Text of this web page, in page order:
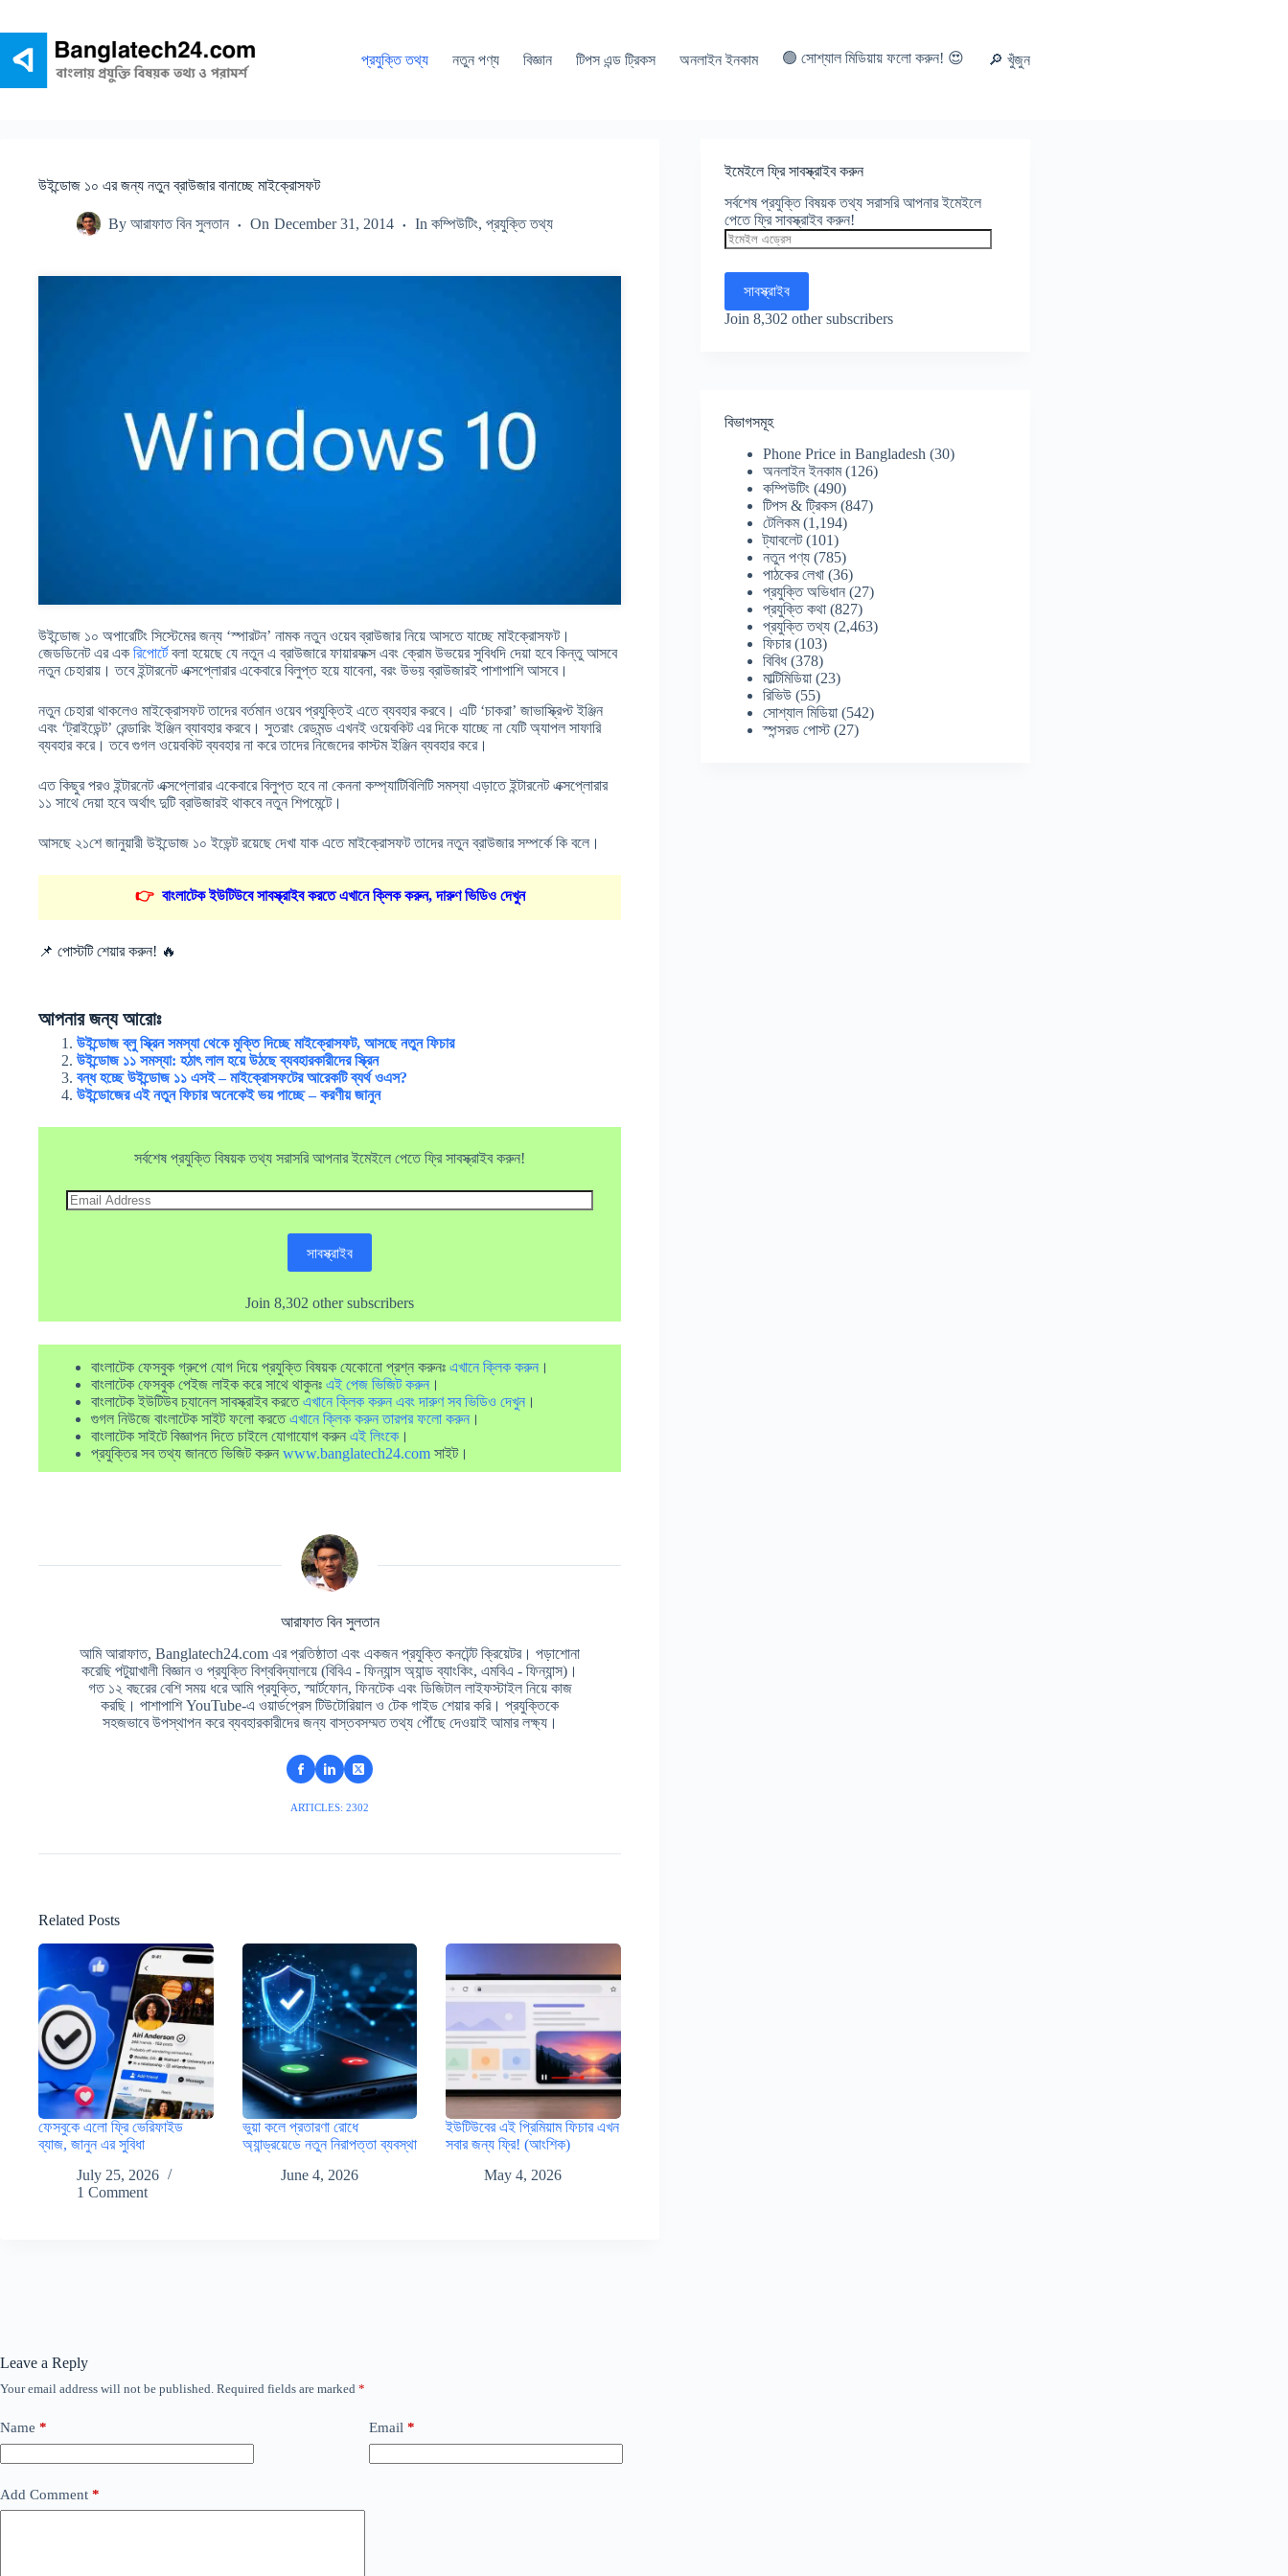
প্রযুক্তি তথ্য
নতুন পণ্য বিজ্ঞান টিপস এন্ড ট্রিকস অনলাইন ইনকাম 🟢 সোশ্যাল মিডিয়ায় ফলো করুন! 😍 🔎 খুঁজুন
উইন্ডোজ ১০ এর জন্য নতুন ব্রাউজার বানাচ্ছে মাইক্রোসফট
By আরাফাত বিন সুলতান On December 31, 2014 In কম্পিউটিং, প্রযুক্তি তথ্য
উইন্ডোজ ১০ অপারেটিং সিস্টেমের জন্য ‘স্পারটন’ নামক নতুন ওয়েব ব্রাউজার নিয়ে আসতে যাচ্ছে মাইক্রোসফট।
জেডডিনেট এর এক রিপোর্টেবলা হয়েছে যে নতুন এ ব্রাউজারে ফায়ারফক্স এবং ক্রোম উভয়ের সুবিধদি দেয়া হবে কিন্তু আসবে
নতুন চেহারায়। তবে ইন্টারনেট এক্সপ্লোরার একেবারে বিলুপ্ত হয়ে যাবেনা, বরং উভয় ব্রাউজারই পাশাপাশি আসবে।
নতুন চেহারা থাকলেও মাইক্রোসফট তাদের বর্তমান ওয়েব প্রযুক্তিই এতে ব্যবহার করবে। এটি ‘চাকরা’ জাভাস্ক্রিপ্ট ইঞ্জিন
এবং ‘ট্রাইডেন্ট’ রেন্ডারিং ইঞ্জিন ব্যাবহার করবে। সুতরাং রেডমন্ড এখনই ওয়েবকিট এর দিকে যাচ্ছে না যেটি অ্যাপল সাফারি
ব্যবহার করে। তবে গুগল ওয়েবকিট ব্যবহার না করে তাদের নিজেদের কাস্টম ইঞ্জিন ব্যবহার করে।
এত কিছুর পরও ইন্টারনেট এক্সপ্লোরার একেবারে বিলুপ্ত হবে না কেননা কম্প্যাটিবিলিটি সমস্যা এড়াতে ইন্টারনেট এক্সপ্লোরার
১১ সাথে দেয়া হবে অর্থাৎ দুটি ব্রাউজারই থাকবে নতুন শিপমেন্টে।
আসছে ২১শে জানুয়ারী উইন্ডোজ ১০ ইভেন্ট রয়েছে দেখা যাক এতে মাইক্রোসফট তাদের নতুন ব্রাউজার সম্পর্কে কি বলে।
👉 বাংলাটেক ইউটিউবে সাবস্ক্রাইব করতে এখানে ক্লিক করুন, দারুণ ভিডিও দেখুন
📌 পোস্টটি শেয়ার করুন! 🔥
আপনার জন্য আরোঃ
উইন্ডোজ ব্লু স্ক্রিন সমস্যা থেকে মুক্তি দিচ্ছে মাইক্রোসফট, আসছে নতুন ফিচার
উইন্ডোজ ১১ সমস্যা: হঠাৎ লাল হয়ে উঠছে ব্যবহারকারীদের স্ক্রিন
বন্ধ হচ্ছে উইন্ডোজ ১১ এসই – মাইক্রোসফটের আরেকটি ব্যর্থ ওএস?
উইন্ডোজের এই নতুন ফিচার অনেকেই ভয় পাচ্ছে – করণীয় জানুন
সর্বশেষ প্রযুক্তি বিষয়ক তথ্য সরাসরি আপনার ইমেইলে পেতে ফ্রি সাবস্ক্রাইব করুন!
Email
Address
সাবস্ক্রাইব
Join 8,302 other subscribers
বাংলাটেক ফেসবুক গ্রুপে যোগ দিয়ে প্রযুক্তি বিষয়ক যেকোনো প্রশ্ন করুনঃ এখানে ক্লিক করুন ।
বাংলাটেক ফেসবুক পেইজ লাইক করে সাথে থাকুনঃ এই পেজ ভিজিট করুন ।
বাংলাটেক ইউটিউব চ্যানেল সাবস্ক্রাইব করতেএখানে ক্লিক করুন এবং দারুণ সব ভিডিও দেখুন ।
গুগল নিউজে বাংলাটেক সাইট ফলো করতেএখানে ক্লিক করুন তারপর ফলো করুন ।
বাংলাটেক সাইটে বিজ্ঞাপন দিতে চাইলে যোগাযোগ করুন এই লিংকে ।
প্রযুক্তির সব তথ্য জানতে ভিজিট করুন www.banglatech24.com সাইট।
আরাফাত বিন সুলতান
আমি আরাফাত, Banglatech24.com এর প্রতিষ্ঠাতা এবং একজন প্রযুক্তি কনটেন্ট ক্রিয়েটর। পড়াশোনা
করেছি পটুয়াখালী বিজ্ঞান ও প্রযুক্তি বিশ্ববিদ্যালয়ে (বিবিএ - ফিন্যান্স অ্যান্ড ব্যাংকিং, এমবিএ - ফিন্যান্স)।
গত ১২ বছরের বেশি সময় ধরে আমি প্রযুক্তি, স্মার্টফোন, ফিনটেক এবং ডিজিটাল লাইফস্টাইল নিয়ে কাজ
করছি। পাশাপাশি YouTube-এ ওয়ার্ডপ্রেস টিউটোরিয়াল ও টেক গাইড শেয়ার করি। প্রযুক্তিকে
সহজভাবে উপস্থাপন করে ব্যবহারকারীদের জন্য বাস্তবসম্মত তথ্য পৌঁছে দেওয়াই আমার লক্ষ্য।
ARTICLES: 2302
Related Posts
ফেসবুকে এলো ফ্রি ভেরিফাইড
ব্যাজ, জানুন এর সুবিধা
July 25, 2026
1 Comment
ভুয়া কলে প্রতারণা রোধে
অ্যান্ড্রয়েডে নতুন নিরাপত্তা ব্যবস্থা
June 4, 2026
ইউটিউবের এই প্রিমিয়াম ফিচার এখন
সবার জন্য ফ্রি! (আংশিক)
May 4, 2026
ইমেইলে ফ্রি সাবস্ক্রাইব করুন
সর্বশেষ প্রযুক্তি বিষয়ক তথ্য সরাসরি আপনার ইমেইলে
পেতে ফ্রি সাবস্ক্রাইব করুন!
ইমেইল
এড্রেস
সাবস্ক্রাইব
Join 8,302 other subscribers
বিভাগসমূহ
Phone Price in Bangladesh (30)
অনলাইন ইনকাম(126)
কম্পিউটিং (490)
টিপস & ট্রিকস (847)
টেলিকম(1,194)
ট্যাবলেট(101)
নতুন পণ্য (785)
পাঠকের লেখা (36)
প্রযুক্তি অভিধান (27)
প্রযুক্তি কথা (827)
প্রযুক্তি তথ্য (2,463)
ফিচার(103)
বিবিধ(378)
মাল্টিমিডিয়া (23)
রিভিউ (55)
সোশ্যাল মিডিয়া (542)
স্পন্সরড পোস্ট(27)
Leave a Reply
Your email address will not be published. Required fields are marked *
Name * Email *
Add Comment *